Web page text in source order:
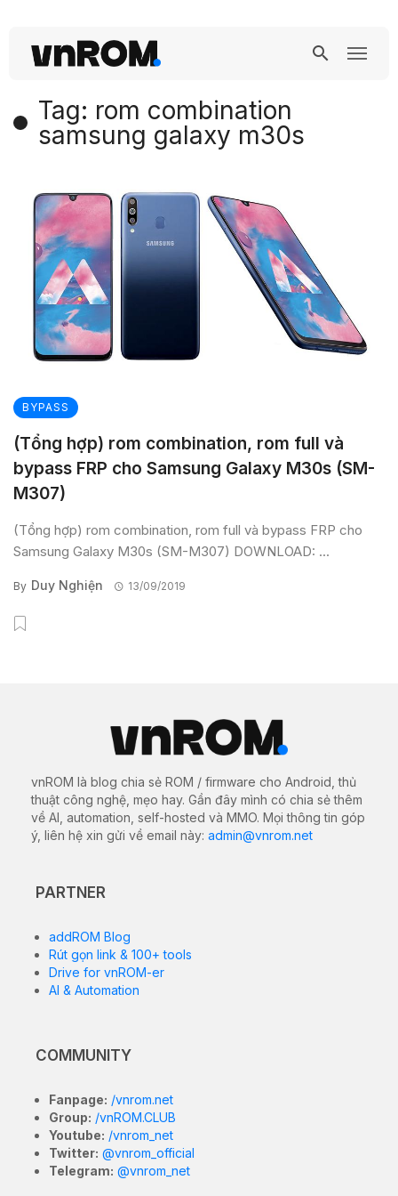
Tag: rom combination
samsung galaxy m30s
BYPASS
(Tổng hợp) rom combination, rom full và
bypass FRP cho Samsung Galaxy M30s (SM-
M307)
(Tổng hợp) rom combination, rom full và bypass FRP cho
Samsung Galaxy M30s (SM-M307) DOWNLOAD: ...
By Duy Nghiện 13/09/2019
vnROM là blog chia sẻ ROM / firmware cho Android, thủ
thuật công nghệ, mẹo hay. Gần đây mình có chia sẻ thêm
về AI, automation, self-hosted và MMO. Mọi thông tin góp
ý, liên hệ xin gửi về email này: admin@vnrom.net
PARTNER
addROM Blog
Rút gọn link & 100+ tools
Drive for vnROM-er
AI & Automation
COMMUNITY
Fanpage: /vnrom.net
Group: /vnROM.CLUB
Youtube: /vnrom_net
Twitter: @vnrom_official
Telegram: @vnrom_net